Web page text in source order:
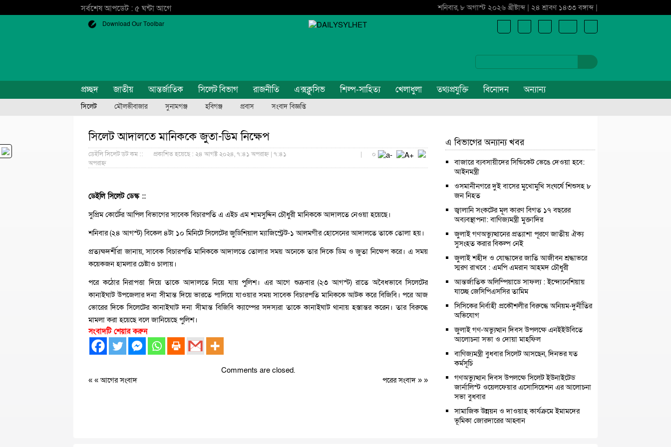
সর্বশেষ আপডেট : ৫ ঘন্টা আগে শনিবার, ৮ অগাস্ট ২০২৬ খ্রীষ্টাব্দ | ২৪ শ্রাবণ ১৪৩৩ বঙ্গাব্দ |
Download Our Toolbar
প্রচ্ছদ জাতীয় আন্তর্জাতিক সিলেট বিভাগ রাজনীতি এক্সক্লুসিভ শিল্প-সাহিত্য খেলাধুলা তথ্যপ্রযুক্তি বিনোদন অন্যান্য
সিলেট মৌলভীবাজার সুনামগঞ্জ হবিগঞ্জ প্রবাস সংবাদ বিজ্ঞপ্তি
সিলেট আদালতে মানিককে জুতা-ডিম নিক্ষেপ
ডেইলি সিলেট ডট কম ::
প্রকাশিত হয়েছে : ২৪ আগষ্ট ২০২৪, ৭:৪১ অপরাহ্ন | ৭:৪১
অপরাহ্ন
| ০
ডেইলি সিলেট ডেস্ক ::
সুপ্রিম কোর্টের আপিল বিভাগের সাবেক বিচারপতি এ এইচ এম শামসুদ্দিন চৌধুরী মানিককে আদালতে নেওয়া হয়েছে।
শনিবার (২৪ আগস্ট) বিকেল ৪টা ১০ মিনিটে সিলেটের জুডিশিয়াল ম্যাজিস্ট্রেট-১ আলমগীর হোসেনের আদালতে তাকে তোলা হয়।
প্রত্যক্ষদর্শীরা জানায়, সাবেক বিচারপতি মানিককে আদালতে তোলার সময় অনেকে তার দিকে ডিম ও জুতা নিক্ষেপ করে। এ সময়
কয়েকজন হামলার চেষ্টাও চালায়।
পরে কঠোর নিরাপত্তা দিয়ে তাকে আদালতে নিয়ে যায় পুলিশ। এর আগে শুক্রবার (২৩ আগস্ট) রাতে অবৈধভাবে সিলেটের
কানাইঘাট উপজেলার দনা সীমান্ত দিয়ে ভারতে পালিয়ে যাওয়ার সময় সাবেক বিচারপতি মানিককে আটক করে বিজিবি। পরে আজ
ভোরের দিকে সিলেটের কানাইঘাট দনা সীমান্ত বিজিবি ক‍্যাম্পের সদস্যরা তাকে কানাইঘাট থানায় হস্তান্তর করেন। তার বিরুদ্ধে
মামলা করা হয়েছে বলে জানিয়েছে পুলিশ।
সংবাদটি শেয়ার করুন
Comments are closed.
« «আগের সংবাদ পরের সংবাদ » »
এ বিভাগের অন্যান্য খবর
বাজারে ব্যবসায়ীদের সিন্ডিকেট ভেঙে দেওয়া হবে:
আইনমন্ত্রী
ওসমানীনগরে দুই বাসের মুখোমুখি সংঘর্ষে শিশুসহ ৮
জন নিহত
জ্বালানি সংকটের মূল কারণ বিগত ১৭ বছরের
অব্যবস্থাপনা: বাণিজ্যমন্ত্রী মুক্তাদির
জুলাই গণঅভ্যুত্থানের প্রত্যাশা পূরণে জাতীয় ঐক্য
সুসংহত করার বিকল্প নেই
জুলাই শহীদ ও যোদ্ধাদের জাতি আজীবন শ্রদ্ধাভরে
স্মরণ রাখবে : এমপি এমরান আহমদ চৌধুরী
আন্তর্জাতিক অলিম্পিয়াডে সাফল্য : ইন্দোনেশিয়ায়
যাচ্ছে জেসিপিএসসির তামিম
সিসিকের নির্বাহী প্রকৌশলীর বিরুদ্ধে অনিয়ম-দুর্নীতির
অভিযোগ
জুলাই গণ-অভ্যুত্থান দিবস উপলক্ষে এনইইউবিতে
আলোচনা সভা ও দোয়া মাহফিল
বাণিজ্যমন্ত্রী বুধবার সিলেট আসছেন, দিনভর যত
কর্মসূচি
গণঅভ্যুত্থান দিবস উপলক্ষে সিলেট ইউনাইটেড
জার্নালিস্ট ওয়েলফেয়ার এসোসিয়েশন এর আলোচনা
সভা বুধবার
সামাজিক উন্নয়ন ও দাওয়াহ কার্যক্রমে ইমামদের
ভূমিকা জোরদারের আহ্বান